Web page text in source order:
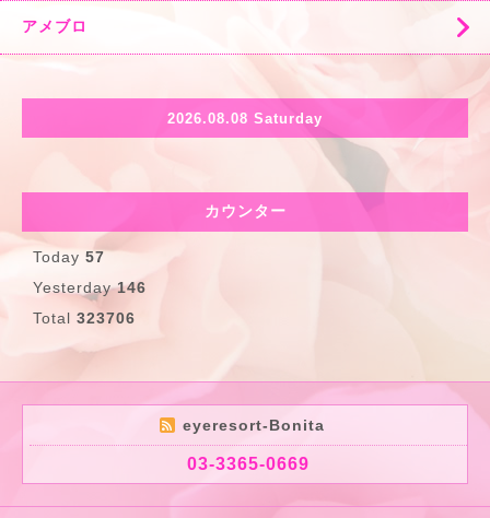
アメブロ
2026.08.08 Saturday
カウンター
Today 57
Yesterday146
Total 323706
eyeresort-Bonita
03-3365-0669